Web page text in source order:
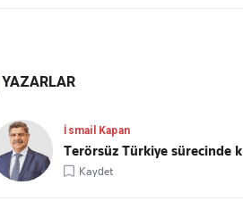
YAZARLAR
İsmail Kapan
Terörsüz Türkiye sürecinde
Kaydet